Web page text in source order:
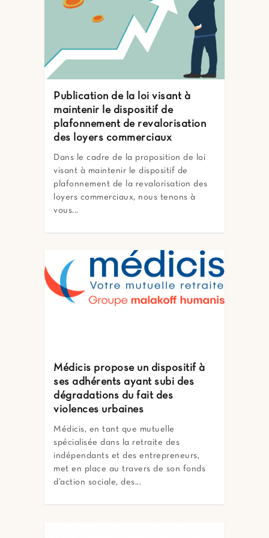
Publication de la loi visant à
maintenir le dispositif de
plafonnement de revalorisation
des loyers commerciaux
Dans le cadre de la proposition de loi
visant à maintenir le dispositif de
plafonnement de la revalorisation des
loyers commerciaux, nous tenons à
vous...
Médicis propose un dispositif à
ses adhérents ayant subi des
dégradations du fait des
violences urbaines
Médicis, en tant que mutuelle
spécialisée dans la retraite des
indépendants et des entrepreneurs,
met en place au travers de son fonds
d’action sociale, des...